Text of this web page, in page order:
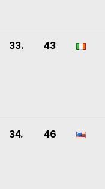
33. 43
34. 46